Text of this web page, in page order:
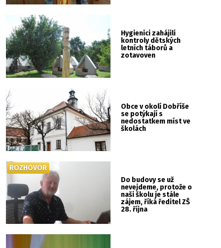
Hygienici zahájili
kontroly dětských
letních táborů a
zotavoven
Obce v okolí Dobříše
se potýkají s
nedostatkem míst ve
školách
Do budovy se už
nevejdeme, protože o
naši školu je stále
zájem, říká ředitel ZŠ
28. října
ROZHOVOR